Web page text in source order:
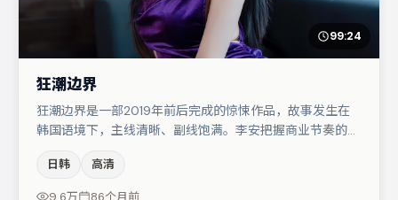
99:24
狂潮边界
狂潮边界是一部2019年前后完成的惊悚作品，故事发生在
韩国语境下，主线清晰、副线饱满。李安把握商业节奏的同
片中承担叙事驱动，刘亦菲、白宇分别提供反差与喜剧/悬
疑调剂（视场次而定）。整体完成度较高，适合周末一口气
日韩 高清
9.6万 86个月前